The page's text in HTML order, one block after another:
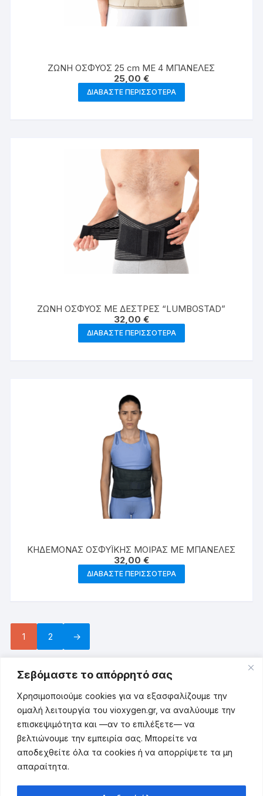
Σεβόμαστε το απόρρητό σας
Χρησιμοποιούμε cookies για να εξασφαλίζουμε την
ομαλή λειτουργία του vioxygen.gr, να αναλύουμε την
επισκεψιμότητα και —αν το επιλέξετε— να
βελτιώνουμε την εμπειρία σας. Μπορείτε να
αποδεχθείτε όλα τα cookies ή να απορρίψετε τα μη
απαραίτητα.
ΖΩΝΗ ΟΣΦΥΟΣ 25 cm ΜΕ 4 ΜΠΑΝΕΛΕΣ
25,00 €
ΔΙΑΒΆΣΤΕ ΠΕΡΙΣΣΌΤΕΡΑ
ΖΩΝΗ ΟΣΦΥΟΣ ΜΕ ΔΕΣΤΡΕΣ “LUMBOSTAD”
32,00 €
ΔΙΑΒΆΣΤΕ ΠΕΡΙΣΣΌΤΕΡΑ
ΚΗΔΕΜΟΝΑΣ ΟΣΦΥΪΚΗΣ ΜΟΙΡΑΣ MΕ ΜΠΑΝΕΛΕΣ
32,00 €
ΔΙΑΒΆΣΤΕ ΠΕΡΙΣΣΌΤΕΡΑ
1 2 →
Πολιτική Απορρήτου
Πολιτική Cookies
Όροι Χρήσης